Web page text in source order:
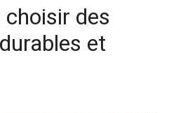
choisir des
et